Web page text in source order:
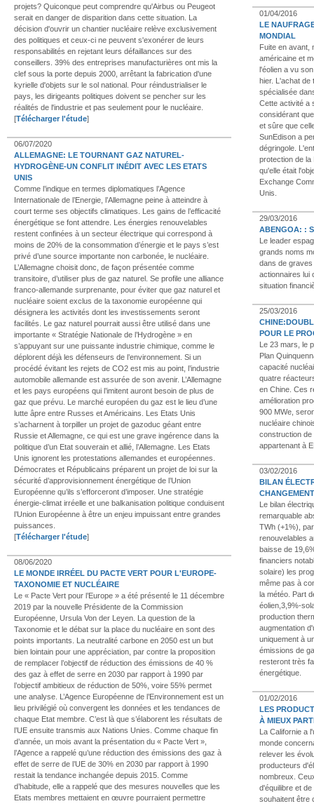
projets? Quiconque peut comprendre qu'Airbus ou Peugeot
serait en danger de disparition dans cette situation. La
décision d'ouvrir un chantier nucléaire relève exclusivement
des politiques et ceux-ci ne peuvent s'exonérer de leurs
responsabilités en rejetant leurs défaillances sur des
conseillers. 39% des entreprises manufacturières ont mis la
clef sous la porte depuis 2000, arrêtant la fabrication d'une
kyrielle d'objets sur le sol national. Pour réindustrialiser le
pays, les dirigeants politiques doivent se pencher sur les
réalités de l'industrie et pas seulement pour le nucléaire.
[Télécharger l'étude]
06/07/2020
ALLEMAGNE: LE TOURNANT GAZ NATUREL-
HYDROGÈNE-UN CONFLIT INÉDIT AVEC LES ETATS
UNIS
Comme l’indique en termes diplomatiques l’Agence
Internationale de l’Energie, l’Allemagne peine à atteindre à
court terme ses objectifs climatiques. Les gains de l’efficacité
énergétique se font attendre. Les énergies renouvelables
restent confinées à un secteur électrique qui correspond à
moins de 20% de la consommation d’énergie et le pays s’est
privé d’une source importante non carbonée, le nucléaire.
L’Allemagne choisit donc, de façon présentée comme
transitoire, d’utiliser plus de gaz naturel. Se profile une alliance
franco-allemande surprenante, pour éviter que gaz naturel et
nucléaire soient exclus de la taxonomie européenne qui
désignera les activités dont les investissements seront
facilités. Le gaz naturel pourrait aussi être utilisé dans une
importante « Stratégie Nationale de l’Hydrogène » en
s’appuyant sur une puissante industrie chimique, comme le
déplorent déjà les défenseurs de l’environnement. Si un
procédé évitant les rejets de CO2 est mis au point, l’industrie
automobile allemande est assurée de son avenir. L’Allemagne
et les pays européens qui l’imitent auront besoin de plus de
gaz que prévu. Le marché européen du gaz est le lieu d’une
lutte âpre entre Russes et Américains. Les Etats Unis
s’acharnent à torpiller un projet de gazoduc géant entre
Russie et Allemagne, ce qui est une grave ingérence dans la
politique d’un Etat souverain et allié, l’Allemagne. Les Etats
Unis ignorent les protestations allemandes et européennes.
Démocrates et Républicains préparent un projet de loi sur la
sécurité d’approvisionnement énergétique de l’Union
Européenne qu’ils s’efforceront d’imposer. Une stratégie
énergie-climat irréelle et une balkanisation politique conduisent
l’Union Européenne à être un enjeu impuissant entre grandes
puissances.
[Télécharger l'étude]
08/06/2020
LE MONDE IRRÉEL DU PACTE VERT POUR L'EUROPE-
TAXONOMIE ET NUCLÉAIRE
Le « Pacte Vert pour l’Europe » a été présenté le 11 décembre
2019 par la nouvelle Présidente de la Commission
Européenne, Ursula Von der Leyen. La question de la
Taxonomie et le débat sur la place du nucléaire en sont des
points importants. La neutralité carbone en 2050 est un but
bien lointain pour une appréciation, par contre la proposition
de remplacer l’objectif de réduction des émissions de 40 %
des gaz à effet de serre en 2030 par rapport à 1990 par
l’objectif ambitieux de réduction de 50%, voire 55% permet
une analyse. L’Agence Européenne de l’Environnement est un
lieu privilégié où convergent les données et les tendances de
chaque Etat membre. C’est là que s’élaborent les résultats de
l’UE ensuite transmis aux Nations Unies. Comme chaque fin
d’année, un mois avant la présentation du « Pacte Vert »,
l’Agence a rappelé qu’une réduction des émissions des gaz à
effet de serre de l’UE de 30% en 2030 par rapport à 1990
restait la tendance inchangée depuis 2015. Comme
d’habitude, elle a rappelé que des mesures nouvelles que les
Etats membres mettaient en œuvre pourraient permettre
01/04/2016
LE
MONDIAL
Fuite en avant,
américaine et
l'éolien a vu
hier. L'achat de
spécialisée
Cette activité a
considérant
et sûre que
SunEdison a
dégringole.
protection de la
qu'elle était
Exchange
Unis.
29/03/2016
ABENGOA: :
Le leader
grands noms
dans de
actionnaires lui
situation
25/03/2016
POUR LE
Le 23 mars, le
Plan
capacité
quatre
en Chine. Ces
amélioration
900 MWe,
nucléaire
construction de
appartenant à
03/02/2016
BILAN
CHANGEMENT
Le bilan
remarquable
TWh (+1%),
renouvelables
baisse de
financiers
solaire) les
même pas à
la météo. Part
éolien,3,9%-
production
augmentation
uniquement à
émissions de
resteront très
énergétique.
01/02/2016
LES
À MIEUX
La Californie a
monde
relever les
producteurs
nombreux.
d'équilibre et
souhaitent être